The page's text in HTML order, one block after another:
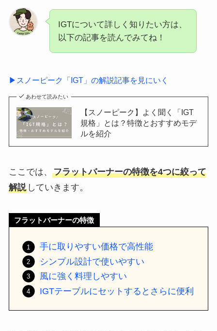
IGTについて詳しく知りたい方は、
以下の記事を読んでみてね！
▶スノーピーク「IGT」の解説記事を見にいく
あわせて読みたい
【スノーピーク】よく聞く「IGT
規格」とは？特徴とおすすめモデ
ルを紹介
ここでは、 フラットバーナーの特徴を4つに絞って
解説していきます。
フラットバーナーの特徴
手に取りやすい価格で高性能
シンプル設計で使いやすい
風に強く料理しやすい
IGTテーブルにセットするとさらに便利